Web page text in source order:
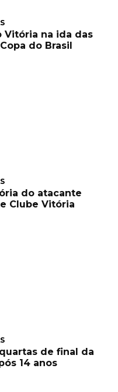
Vitória na ida das
do Brasil
do atacante
Clube Vitória
de final da
14 anos